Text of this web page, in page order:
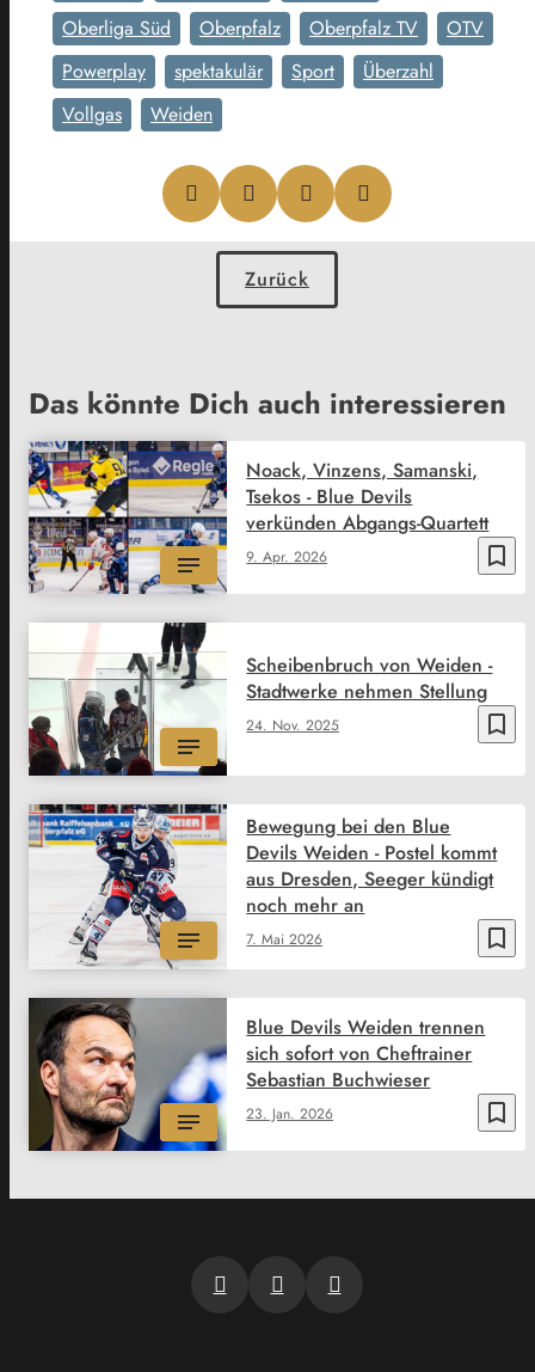
Oberliga Süd
Oberpfalz Oberpfalz TV
OTV
Powerplay
spektakulär Sport
Überzahl
Vollgas
Weiden
Zurück
Das könnte Dich auch interessieren
bookmark_border
9. Apr. 2026
Noack, Vinzens, Samanski,
Tsekos - Blue Devils
verkünden Abgangs-Quartett
bookmark_border
24. Nov. 2025
Scheibenbruch von Weiden -
Stadtwerke nehmen Stellung
bookmark_border
7. Mai 2026
Bewegung bei den Blue
Devils Weiden - Postel kommt
aus Dresden, Seeger kündigt
noch mehr an
bookmark_border
23. Jan. 2026
Blue Devils Weiden trennen
sich sofort von Cheftrainer
Sebastian Buchwieser